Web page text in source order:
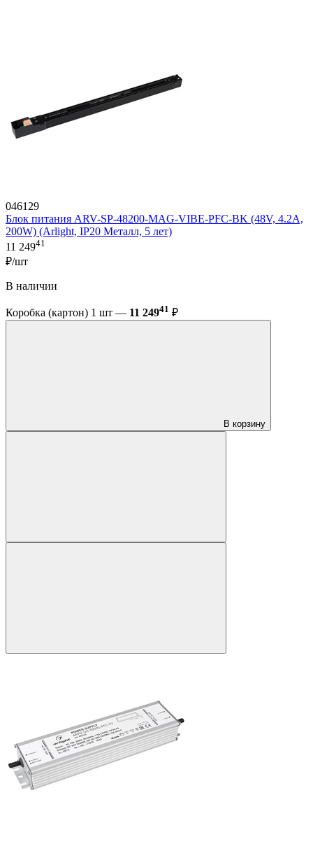
046129
Блок питания ARV-SP-48200-MAG-VIBE-PFC-BK (48V, 4.2A,
200W) (Arlight, IP20 Металл, 5 лет)
11 24941
₽/шт
В наличии
Коробка (картон) 1 шт — 11 24941 ₽
В корзину